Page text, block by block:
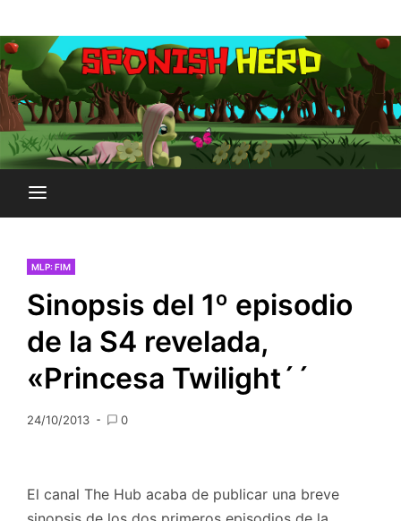
al
contenido
SPONISH HERD
MLP: FIM
Sinopsis del 1º episodio
de la S4 revelada,
«Princesa Twilight´´
24/10/2013 0
El canal The Hub acaba de publicar una breve